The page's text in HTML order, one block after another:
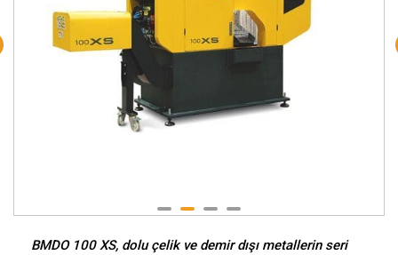
BMDO 100 XS, dolu çelik ve demir dışı metallerin seri